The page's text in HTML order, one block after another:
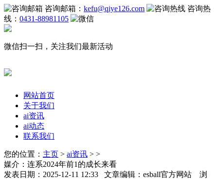
咨询邮箱： kefu@qiye126.com
咨询热
线： 0431-88981105
微信扫一扫，关注我们最新活动
网站首页
关于我们
ai资讯
ai动态
联系我们
您的位置： 主页 > ai资讯 > >
媒介：连系2024年前1的成长来看
发表日期：2025-12-11 12:33 文章编辑：esball官方网站 浏